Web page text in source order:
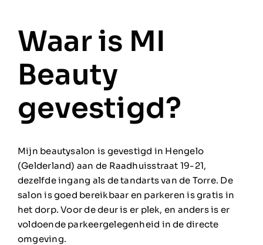
Waar is MI
Beauty
gevestigd?
Mijn beautysalon is gevestigd in Hengelo
(Gelderland) aan de Raadhuisstraat 19-21,
dezelfde ingang als de tandarts van de Torre. De
salon is goed bereikbaar en parkeren is gratis in
het dorp. Voor de deur is er plek, en anders is er
voldoende parkeergelegenheid in de directe
omgeving.